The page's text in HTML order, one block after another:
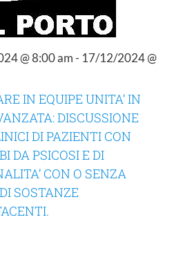
@ 8:00 am - 17/12/2024 @
IN EQUIPE UNITA’ IN
DISCUSSIONE
DI PAZIENTI CON
DA PSICOSI E DI
CON O SENZA
SOSTANZE